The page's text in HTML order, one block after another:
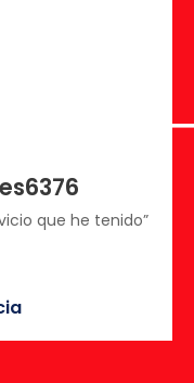
que he tenido”